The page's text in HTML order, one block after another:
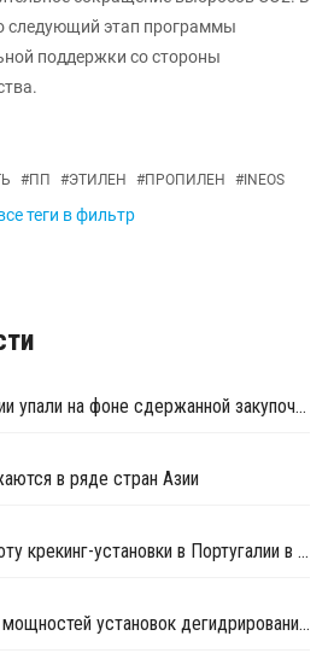
следующий этап программы
поддержки со стороны
#ПП #ЭТИЛЕН #ПРОПИЛЕН #INEOS
теги в фильтр
Цены на пропилен в Азии упали на фоне сдержанной закупочной активности
в ряде стран Азии
Repsol возобновит работу крекинг-установки в Португалии в июне
Коэффициент загрузки мощностей установок дегидрированию пропана в Китае в мае снизится примерно до 50%